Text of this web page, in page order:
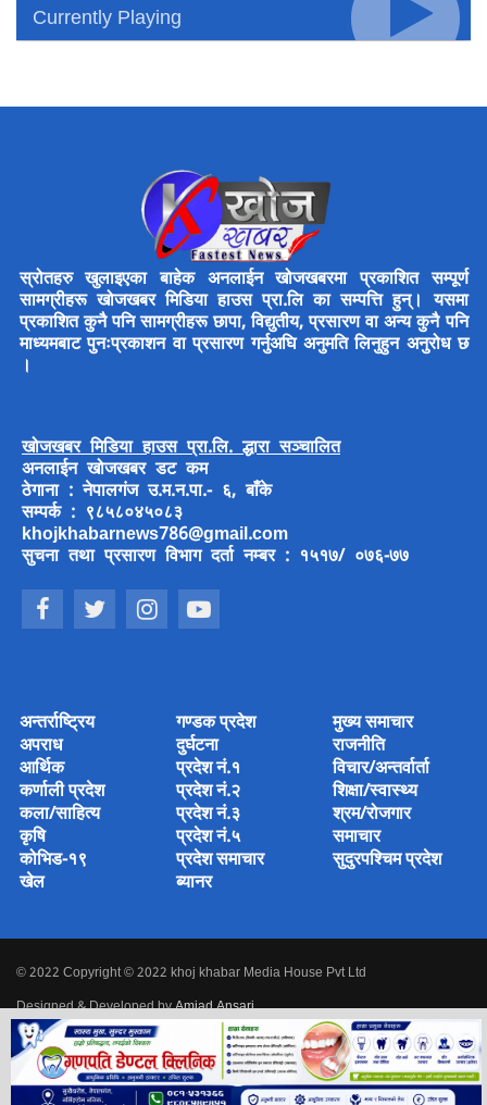
Currently Playing
स्रोतहरु खुलाइएका बाहेक अनलाईन खोजखबरमा प्रकाशित सम्पूर्ण
सामग्रीहरू खोजखबर मिडिया हाउस प्रा.लि का सम्पत्ति हुन्। यसमा
प्रकाशित कुनै पनि सामग्रीहरू छापा, विद्युतीय, प्रसारण वा अन्य कुनै पनि
माध्यमबाट पुनःप्रकाशन वा प्रसारण गर्नुअघि अनुमति लिनुहुन अनुरोध छ
।
खोजखबर मिडिया हाउस प्रा.लि. द्धारा सञ्चालित
अनलाईन खोजखबर डट कम
ठेगाना : नेपालगंज उ.म.न.पा.- ६, बाँके
सम्पर्क : ९८५८०४५०८३
khojkhabarnews786@gmail.com
सुचना तथा प्रसारण विभाग दर्ता नम्बर : १५१७/ ०७६-७७
अन्तर्राष्ट्रिय
अपराध
आर्थिक
कर्णाली प्रदेश
कला/साहित्य
कृषि
कोभिड-१९
खेल
गण्डक प्रदेश
दुर्घटना
प्रदेश नं.१
प्रदेश नं.२
प्रदेश नं.३
प्रदेश नं.५
प्रदेश समाचार
ब्यानर
मुख्य समाचार
राजनीति
विचार/अन्तर्वार्ता
शिक्षा/स्वास्थ्य
श्रम/रोजगार
समाचार
सुदुरपश्चिम प्रदेश
© 2022 Copyright © 2022 khoj khabar Media House Pvt Ltd
Designed & Developed byAmjad Ansari.